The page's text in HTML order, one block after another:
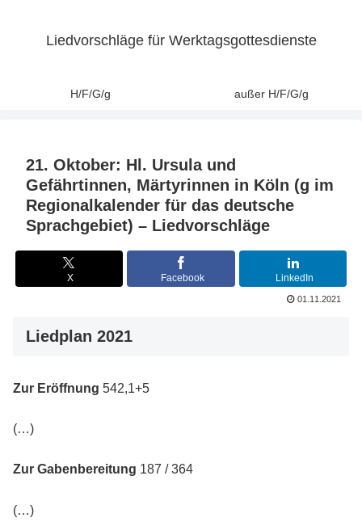
Liedvorschläge für Werktagsgottesdienste
H/F/G/g außer H/F/G/g
21. Oktober: Hl. Ursula und
Gefährtinnen, Märtyrinnen in Köln (g im
Regionalkalender für das deutsche
Sprachgebiet) – Liedvorschläge
X Facebook LinkedIn
01.11.2021
Liedplan 2021
Zur Eröffnung 542,1+5
(…)
Zur Gabenbereitung 187 / 364
(…)